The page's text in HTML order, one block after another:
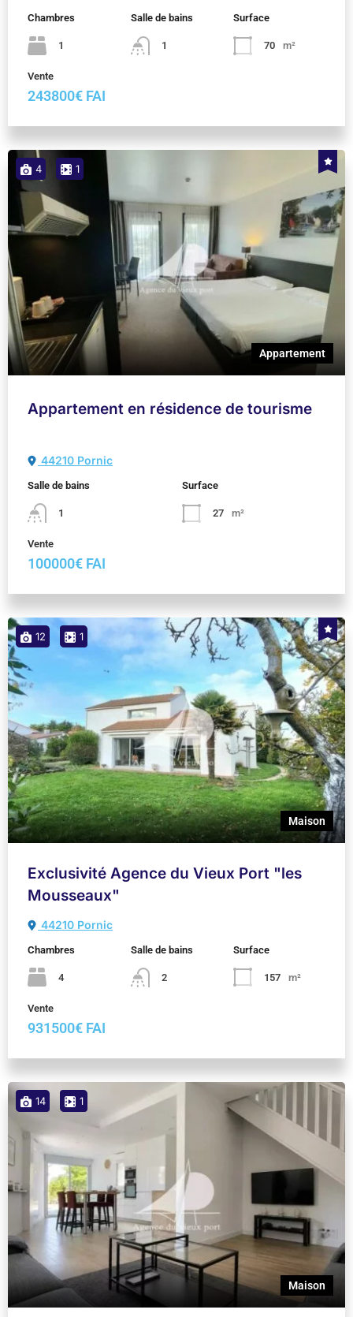
Chambres
1
Salle de bains
1
Surface
70 m²
Vente
243800€ FAI
4 1
Appartement
Appartement en résidence de tourisme
44210 Pornic
Salle de bains
1
Surface
27 m²
Vente
100000€ FAI
12 1
Maison
Exclusivité Agence du Vieux Port "les
Mousseaux"
44210 Pornic
Chambres
4
Salle de bains
2
Surface
157 m²
Vente
931500€ FAI
14 1
Maison